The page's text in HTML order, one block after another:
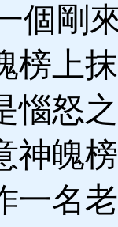
剛
榜上
惱怒
神魄
一名